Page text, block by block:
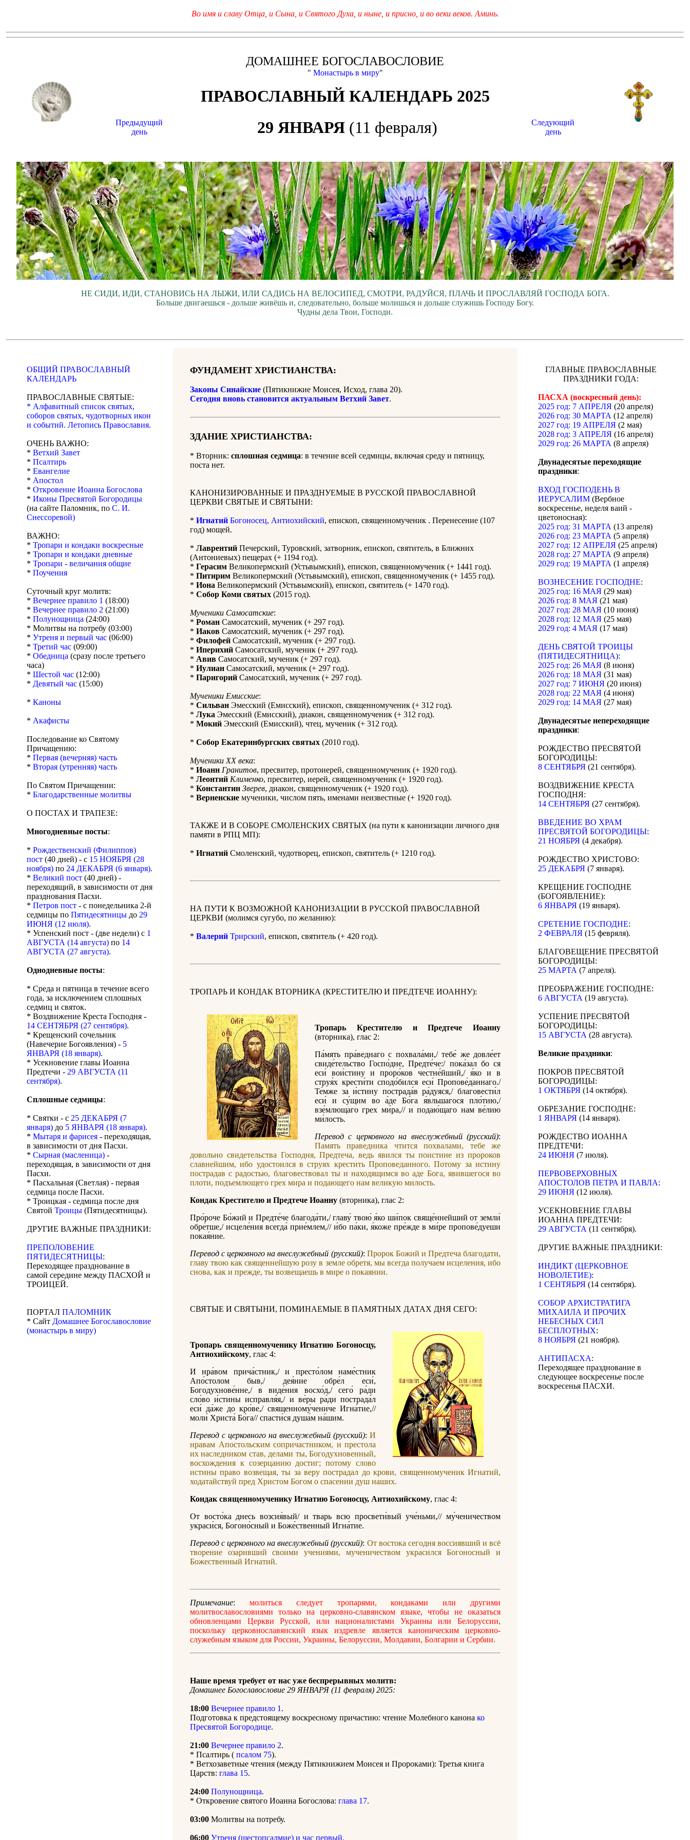
Во имя и славу Отца, и Сына, и Святого Духа, и ныне, и присно, и во веки веков. Аминь.
ДОМАШНЕЕ БОГОСЛАВОСЛОВИЕ
" Монастырь в миру"
ПРАВОСЛАВНЫЙ КАЛЕНДАРЬ 2025
Предыдущий
день
29 ЯНВАРЯ(11 февраля)
Следующий
день
НЕ СИДИ, ИДИ, СТАНОВИСЬ НА ЛЫЖИ, ИЛИ САДИСЬ НА ВЕЛОСИПЕД, СМОТРИ, РАДУЙСЯ, ПЛАЧЬ И ПРОСЛАВЛЯЙ ГОСПОДА БОГА.
Больше двигаешься - дольше живёшь и, следовательно, больше молишься и дольше служишь Господу Богу.
Чудны дела Твои, Господи.
ОБЩИЙ ПРАВОСЛАВНЫЙ
КАЛЕНДАРЬ
ПРАВОСЛАВНЫЕ СВЯТЫЕ:
* Алфавитный список святых,
соборов святых, чудотворных икон
и событий. Летопись Православия.
ОЧЕНЬ ВАЖНО:
* Ветхий Завет
* Псалтирь
* Евангелие
* Апостол
* Откровение Иоанна Богослова
* Иконы Пресвятой Богородицы
(на сайте Паломник, по С. И.
Снессоревой)
ВАЖНО:
* Тропари и кондаки воскресные
* Тропари и кондаки дневные
* Тропари - величания общие
* Поучения
Суточный круг молитв:
* Вечернее правило 1 (18:00)
* Вечернее правило 2 (21:00)
* Полунощница (24:00)
* Молитвы на потребу (03:00)
* Утреня и первый час (06:00)
* Третий час (09:00)
* Обедница (сразу после третьего
часа)
* Шестой час (12:00)
* Девятый час (15:00)
* Каноны
* Акафисты
Последование ко Святому
Причащению:
* Первая (вечерняя) часть
* Вторая (утренняя) часть
По Святом Причащении:
* Благодарственные молитвы
О ПОСТАХ И ТРАПЕЗЕ:
Многодневные посты:
* Рождественский (Филиппов)
пост (40 дней) - с 15 НОЯБРЯ (28
ноября) по 24 ДЕКАБРЯ (6 января).
* Великий пост (40 дней) -
переходящий, в зависимости от дня
празднования Пасхи.
* Петров пост - с понедельника 2-й
седмицы по Пятидесятницы до 29
ИЮНЯ (12 июля).
* Успенский пост - (две недели) с 1
АВГУСТА (14 августа) по 14
АВГУСТА (27 августа).
Однодневные посты:
* Среда и пятница в течение всего
года, за исключением сплошных
седмиц и святок.
* Воздвижение Креста Господня -
14 СЕНТЯБРЯ (27 сентября).
* Крещенский сочельник
(Навечерие Богоявления) - 5
ЯНВАРЯ (18 января).
* Усекновение главы Иоанна
Предтечи - 29 АВГУСТА (11
сентября).
Сплошные седмицы:
* Святки - с 25 ДЕКАБРЯ (7
января) до 5 ЯНВАРЯ (18 января).
* Мытаря и фарисея - переходящая,
в зависимости от дня Пасхи.
* Сырная (масленица) -
переходящая, в зависимости от дня
Пасхи.
* Пасхальная (Светлая) - первая
седмица после Пасхи.
* Троицкая - седмица после дня
Святой Троицы (Пятидесятницы).
ДРУГИЕ ВАЖНЫЕ ПРАЗДНИКИ:
ПРЕПОЛОВЕНИЕ
ПЯТИДЕСЯТНИЦЫ:
Переходящее празднование в
самой середине между ПАСХОЙ и
ТРОИЦЕЙ.
ПОРТАЛ ПАЛОМНИК
* Сайт Домашнее Богославословие
(монастырь в миру)
ФУНДАМЕНТ ХРИСТИАНСТВА:
Законы Синайские (Пятикнижие Моисея, Исход, глава 20).
Сегодня вновь становится актуальным Ветхий Завет.
ЗДАНИЕ ХРИСТИАНСТВА:
* Вторник: сплошная седмица: в течение всей седмицы, включая среду и пятницу,
поста нет.
КАНОНИЗИРОВАННЫЕ И ПРАЗДНУЕМЫЕ В РУССКОЙ ПРАВОСЛАВНОЙ
ЦЕРКВИ СВЯТЫЕ И СВЯТЫНИ:
* Игнатий Богоносец, Антиохийский, епископ, священномученик . Перенесение (107
год) мощей.
* Лаврентий Печерский, Туровский, затворник, епископ, святитель, в Ближних
(Антониевых) пещерах (+ 1194 год).
* Герасим Великопермский (Устьвымский), епископ, священномученик (+ 1441 год).
* Питирим Великопермский (Устьвымский), епископ, священномученик (+ 1455 год).
* Иона Великопермский (Устьвымский), епископ, святитель (+ 1470 год).
* Собор Коми святых (2015 год).
Мученики Самосатские:
* Роман Самосатский, мученик (+ 297 год).
* Иаков Самосатский, мученик (+ 297 год).
* Филофей Самосатский, мученик (+ 297 год).
* Иперихий Самосатский, мученик (+ 297 год).
* Авив Самосатский, мученик (+ 297 год).
* Иулиан Самосатский, мученик (+ 297 год).
* Паригорий Самосатский, мученик (+ 297 год).
Мученики Емисские:
* Сильван Эмесский (Емисский), епископ, священномученик (+ 312 год).
* Лука Эмесский (Емисский), диакон, священномученик (+ 312 год).
* Мокий Эмесский (Емисский), чтец, мученик (+ 312 год).
* Собор Екатеринбургских святых (2010 год).
Мученики XX века:
* Иоанн Гранитов, пресвитер, протоиерей, священномученик (+ 1920 год).
* Леонтий Клименко, пресвитер, иерей, священномученик (+ 1920 год).
* Константин Зверев, диакон, священномученик (+ 1920 год).
* Верненские мученики, числом пять, именами неизвестные (+ 1920 год).
ТАКЖЕ И В СОБОРЕ СМОЛЕНСКИХ СВЯТЫХ (на пути к канонизации личного дня
памяти в РПЦ МП):
* Игнатий Смоленский, чудотворец, епископ, святитель (+ 1210 год).
НА ПУТИ К ВОЗМОЖНОЙ КАНОНИЗАЦИИ В РУССКОЙ ПРАВОСЛАВНОЙ
ЦЕРКВИ (молимся сугубо, по желанию):
* Валерий Трирский, епископ, святитель (+ 420 год).
ТРОПАРЬ И КОНДАК ВТОРНИКА (КРЕСТИТЕЛЮ И ПРЕДТЕЧЕ ИОАННУ):
Тропарь Крестителю и Предтече Иоанну
(вторника), глас 2:
Па́мять пра́веднаго с похвала́ми,/ тебе́ же довле́ет
свиде́тельство Госпо́дне, Предте́че:/ пока́зал бо ся
еси́ вои́стину и проро́ков честне́йший,/ я́ко и в
струя́х крести́ти сподо́бился еси́ Пропове́даннаго./
Те́мже за и́стину пострада́в ра́дуяся,/ благовести́л
еси́ и су́щим во а́де Бо́га я́вльшагося пло́тию,/
взе́млющаго грех ми́ра,// и подаю́щаго нам ве́лию
ми́лость.
Перевод с церковного на внеслужебный (русский):
Память праведника чтится похвалами, тебе же
довольно свидетельства Господня, Предтеча, ведь явился ты поистине из пророков
славнейшим, ибо удостоился в струях крестить Проповеданного. Потому за истину
пострадав с радостью, благовествовал ты и находящимся во аде Бога, явившегося во
плоти, подъемлющего грех мира и подающего нам великую милость.
Кондак Крестителю и Предтече Иоанну (вторника), глас 2:
Про́роче Бо́жий и Предте́че благода́ти,/ главу́ твою́ я́ко ши́пок свяще́ннейший от земли́
обре́тше,/ исцеле́ния всегда́ прие́млем,// и́бо па́ки, я́коже пре́жде в ми́ре пропове́дуеши
покая́ние.
Перевод с церковного на внеслужебный (русский): Пророк Божий и Предтеча благодати,
главу твою как священнейшую розу в земле обретя, мы всегда получаем исцеления, ибо
снова, как и прежде, ты возвещаешь в мире о покаянии.
СВЯТЫЕ И СВЯТЫНИ, ПОМИНАЕМЫЕ В ПАМЯТНЫХ ДАТАХ ДНЯ СЕГО:
Тропарь священномученику Игнатию Богоносцу,
Антиохийскому, глас 4:
И нра́вом прича́стник,/ и престо́лом наме́стник
Апо́столом быв,/ дея́ние обре́л еси́,
Богодухнове́нне,/ в виде́ния восхо́д,/ сего́ ра́ди
сло́во и́стины исправля́я,/ и ве́ры ра́ди пострада́л
еси́ да́же до кро́ве,/ священному́чениче Игна́тие,//
моли́ Христа́ Бо́га// спасти́ся душа́м на́шим.
Перевод с церковного на внеслужебный (русский): И
нравам Апостольским сопричастником, и престола
их наследником став, делами ты, Богодухновенный,
восхождения к созерцанию достиг; потому слово
истины право возвещая, ты за веру пострадал до крови, священномученик Игнатий,
ходатайствуй пред Христом Богом о спасении душ наших.
Кондак священномученику Игнатию Богоносцу, Антиохийскому, глас 4:
От восто́ка днесь возсия́вый/ и тварь всю просвети́вый уче́ньми,// му́ченичеством
украси́ся, Богоно́сный и Боже́ственный Игна́тие.
Перевод с церковного на внеслужебный (русский): От востока сегодня воссиявший и всё
творение озаривший своими учениями, мученичеством украсился Богоносный и
Божественный Игнатий.
Примечание: молиться следует тропарями, кондаками или другими
молитвославословиями только на церковно-славянском языке, чтобы не оказаться
обновленцами Церкви Русской, или националистами Украины или Белоруссии,
поскольку церковнославянский язык издревле является каноническим церковно-
служебным языком для России, Украины, Белоруссии, Молдавии, Болгарии и Сербии.
Наше время требует от нас уже беспрерывных молитв:
Домашнее Богославословие 29 ЯНВАРЯ (11 февраля) 2025:
18:00 Вечернее правило 1.
Подготовка к предстоящему воскресному причастию: чтение Молебного канона ко
Пресвятой Богородице.
21:00 Вечернее правило 2.
* Псалтирь ( псалом 75).
* Ветхозаветные чтения (между Пятикнижием Моисея и Пророками): Третья книга
Царств: глава 15.
24:00 Полунощница.
* Откровение святого Иоанна Богослова: глава 17.
03:00 Молитвы на потребу.
06:00 Утреня (шестопсалмие) и час первый.
ГЛАВНЫЕ ПРАВОСЛАВНЫЕ
ПРАЗДНИКИ ГОДА:
ПАСХА (воскресный день):
2025 год: 7 АПРЕЛЯ (20 апреля)
2026 год: 30 МАРТА (12 апреля)
2027 год: 19 АПРЕЛЯ (2 мая)
2028 год: 3 АПРЕЛЯ (16 апреля)
2029 год: 26 МАРТА (8 апреля)
Двунадесятые переходящие
праздники:
ВХОД ГОСПОДЕНЬ В
ИЕРУСАЛИМ (Вербное
воскресенье, неделя ваий -
цветоносная):
2025 год: 31 МАРТА (13 апреля)
2026 год: 23 МАРТА (5 апреля)
2027 год: 12 АПРЕЛЯ (25 апреля)
2028 год: 27 МАРТА (9 апреля)
2029 год: 19 МАРТА (1 апреля)
ВОЗНЕСЕНИЕ ГОСПОДНЕ:
2025 год: 16 МАЯ (29 мая)
2026 год: 8 МАЯ (21 мая)
2027 год: 28 МАЯ (10 июня)
2028 год: 12 МАЯ (25 мая)
2029 год: 4 МАЯ (17 мая)
ДЕНЬ СВЯТОЙ ТРОИЦЫ
(ПЯТИДЕСЯТНИЦА):
2025 год: 26 МАЯ (8 июня)
2026 год: 18 МАЯ (31 мая)
2027 год: 7 ИЮНЯ (20 июня)
2028 год: 22 МАЯ (4 июня)
2029 год: 14 МАЯ (27 мая)
Двунадесятые непереходящие
праздники:
РОЖДЕСТВО ПРЕСВЯТОЙ
БОГОРОДИЦЫ:
8 СЕНТЯБРЯ (21 сентября).
ВОЗДВИЖЕНИЕ КРЕСТА
ГОСПОДНЯ:
14 СЕНТЯБРЯ (27 сентября).
ВВЕДЕНИЕ ВО ХРАМ
ПРЕСВЯТОЙ БОГОРОДИЦЫ:
21 НОЯБРЯ (4 декабря).
РОЖДЕСТВО ХРИСТОВО:
25 ДЕКАБРЯ (7 января).
КРЕЩЕНИЕ ГОСПОДНЕ
(БОГОЯВЛЕНИЕ):
6 ЯНВАРЯ (19 января).
СРЕТЕНИЕ ГОСПОДНЕ:
2 ФЕВРАЛЯ (15 февряля).
БЛАГОВЕЩЕНИЕ ПРЕСВЯТОЙ
БОГОРОДИЦЫ:
25 МАРТА (7 апреля).
ПРЕОБРАЖЕНИЕ ГОСПОДНЕ:
6 АВГУСТА (19 августа).
УСПЕНИЕ ПРЕСВЯТОЙ
БОГОРОДИЦЫ:
15 АВГУСТА (28 августа).
Великие праздники:
ПОКРОВ ПРЕСВЯТОЙ
БОГОРОДИЦЫ:
1 ОКТЯБРЯ (14 октября).
ОБРЕЗАНИЕ ГОСПОДНЕ:
1 ЯНВАРЯ (14 января).
РОЖДЕСТВО ИОАННА
ПРЕДТЕЧИ:
24 ИЮНЯ (7 июля).
ПЕРВОВЕРХОВНЫХ
АПОСТОЛОВ ПЕТРА И ПАВЛА:
29 ИЮНЯ (12 июля).
УСЕКНОВЕНИЕ ГЛАВЫ
ИОАННА ПРЕДТЕЧИ:
29 АВГУСТА (11 сентября).
ДРУГИЕ ВАЖНЫЕ ПРАЗДНИКИ:
ИНДИКТ (ЦЕРКОВНОЕ
НОВОЛЕТИЕ):
1 СЕНТЯБРЯ (14 сентября).
CОБОР АРХИСТРАТИГА
МИХАИЛА И ПРОЧИХ
НЕБЕСНЫХ СИЛ
БЕСПЛОТНЫХ:
8 НОЯБРЯ (21 ноября).
АНТИПАСХА:
Переходящее празднование в
следующее воскресенье после
воскресенья ПАСХИ.